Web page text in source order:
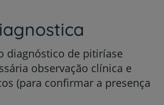
diagnóstico de pitiríase
observação clínica e
(para confirmar a presença